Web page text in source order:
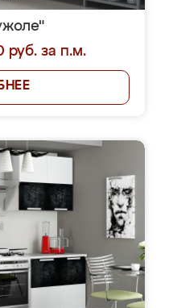
руб. за п.м.